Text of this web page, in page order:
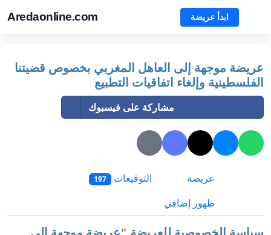
Aredaonline.com ابدأ عريضة
عريضة موجهة إلى العاهل المغربي بخصوص قضيتنا
الفلسطينية وإلغاء اتفاقيات التطبيع
مشاركة على فيسبوك
عريضة التوقيعات 197
ظهور إضافي